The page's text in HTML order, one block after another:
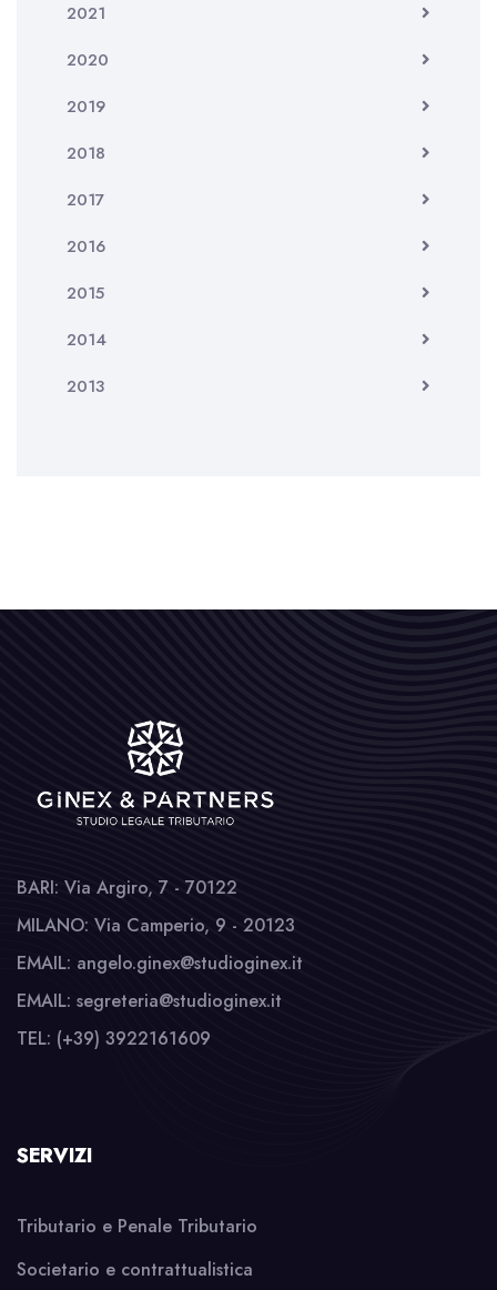
2021
2020
2019
2018
2017
2016
2015
2014
2013
BARI: Via Argiro, 7 - 70122
MILANO: Via Camperio, 9 - 20123
EMAIL: angelo.ginex@studioginex.it
EMAIL: segreteria@studioginex.it
TEL: (+39) 3922161609
SERVIZI
Tributario e Penale Tributario
Societario e contrattualistica